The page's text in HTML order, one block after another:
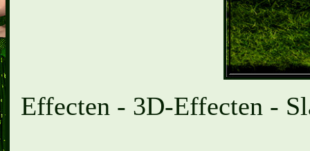
Effecten - 3D-Effecten -